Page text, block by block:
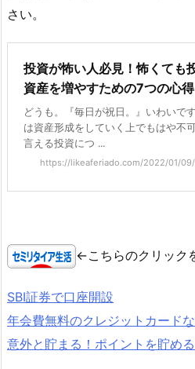
さい。
投資が怖い人必見！怖くても
資産を増やすための7つの心得
どうも。『毎日が祝日。』いわいで
は資産形成をしていく上でもはや不
言える投資につ ...
https://likeaferiado.com/2022/01/
←こちらのクリック
SBI証券で口座開設
年会費無料のクレジットカード
意外と貯まる！ポイントを貯め